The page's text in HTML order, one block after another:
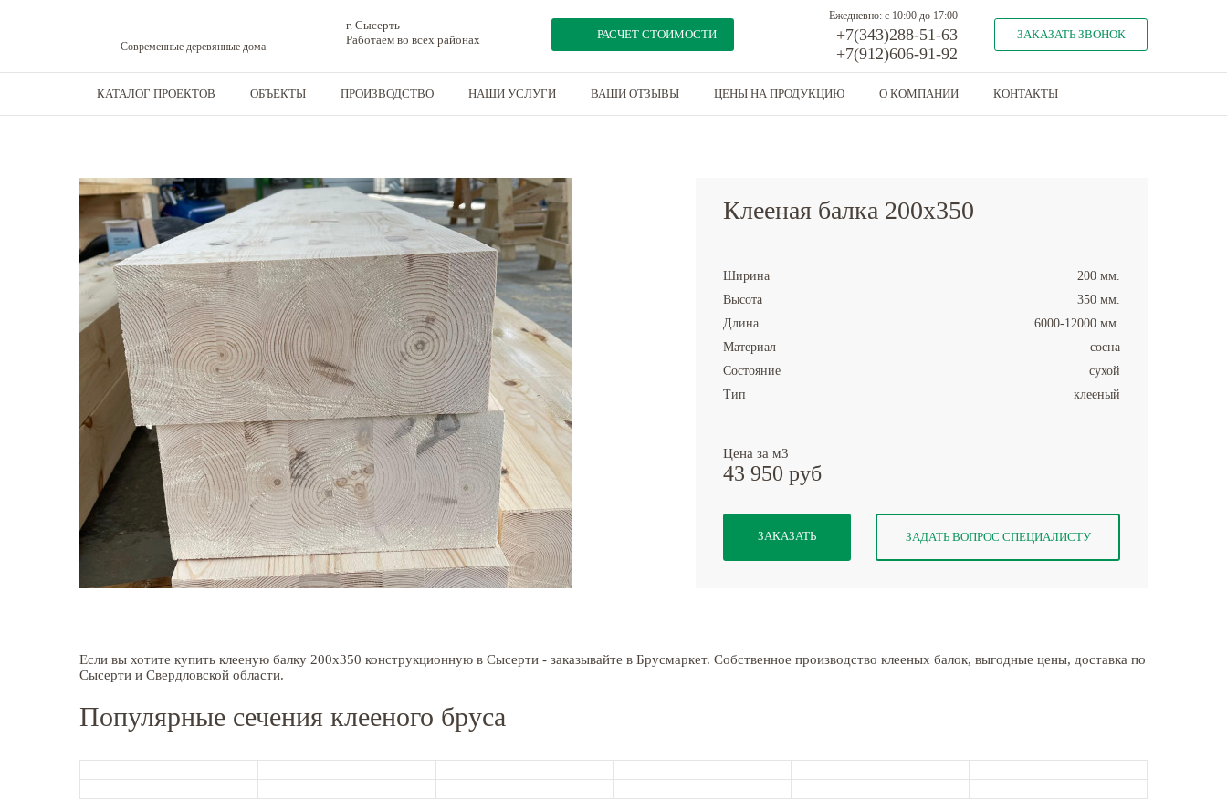
Современные деревянные дома
г. Сысерть
Работаем во всех районах
РАСЧЕТ СТОИМОСТИ
Ежедневно: с 10:00 до 17:00
+7(343)288-51-63
+7(912)606-91-92
ЗАКАЗАТЬ ЗВОНОК
КАТАЛОГ ПРОЕКТОВ ОБЪЕКТЫ ПРОИЗВОДСТВО НАШИ УСЛУГИ ВАШИ ОТЗЫВЫ ЦЕНЫ НА ПРОДУКЦИЮ О КОМПАНИИ КОНТАКТЫ
Клееная балка 200x350
Ширина
200 мм.
Высота
350 мм.
Длина
6000-12000 мм.
Материал
сосна
Состояние
сухой
Тип
клееный
Цена за м3
43 950 руб
ЗАКАЗАТЬ ЗАДАТЬ ВОПРОС СПЕЦИАЛИСТУ
Если вы хотите купить клееную балку 200x350 конструкционную в Сысерти - заказывайте в Брусмаркет. Собственное производство клееных балок, выгодные цены, доставка по
Сысерти и Свердловской области.
Популярные сечения клееного бруса